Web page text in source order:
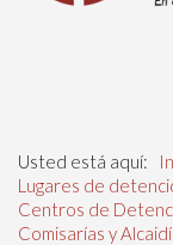
Usted está aquí:
Lugares de
Centros de
Comisarías y